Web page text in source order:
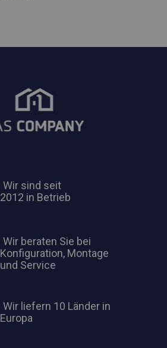
Wir sind seit
2012 in Betrieb
Wir beraten Sie bei
Konfiguration, Montage
und Service
Wir liefern 10 Länder in
Europa